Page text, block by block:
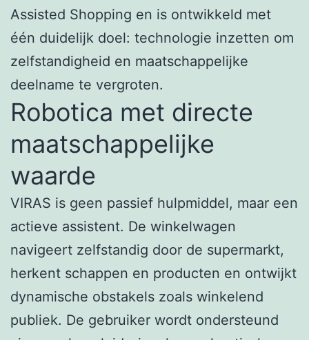
Assisted Shopping en is ontwikkeld met
één duidelijk doel: technologie inzetten om
zelfstandigheid en maatschappelijke
deelname te vergroten.
Robotica met directe
maatschappelijke
waarde
VIRAS is geen passief hulpmiddel, maar een
actieve assistent. De winkelwagen
navigeert zelfstandig door de supermarkt,
herkent schappen en producten en ontwijkt
dynamische obstakels zoals winkelend
publiek. De gebruiker wordt ondersteund